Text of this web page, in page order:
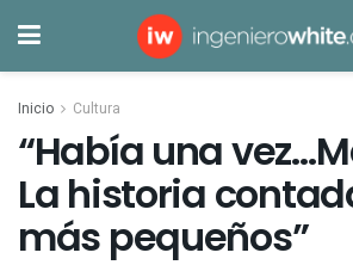
Inicio Cultura
“Había una
La historia
más pequeños”